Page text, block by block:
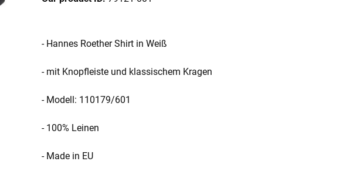
- Hannes Roether Shirt in Weiß
- mit Knopfleiste und klassischem Kragen
- Modell: 110179/601
- 100% Leinen
- Made in EU